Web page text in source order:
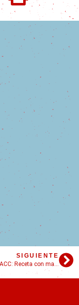
SIGUIENTE
Pizza sin TACC: Receta con masa casera fácil y riquísima